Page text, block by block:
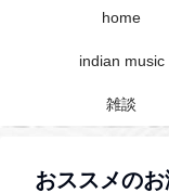
home
indian music
雑談
おススメの